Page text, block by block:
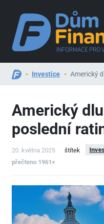
Investice Americký
Americký
poslední
20. května 2025 štítek
přečteno 1961×